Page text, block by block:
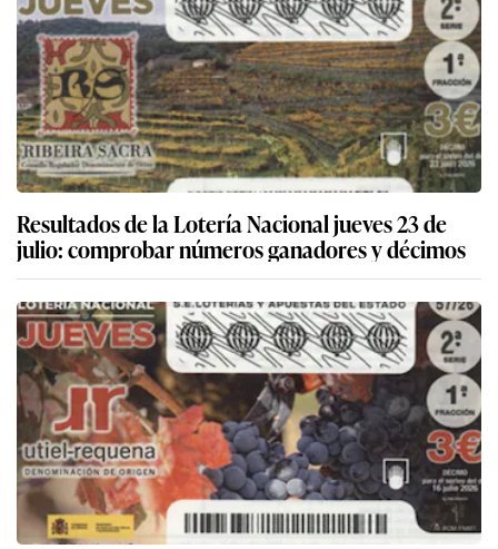
Resultados de la Lotería Nacional jueves 23 de
julio: comprobar números ganadores y décimos